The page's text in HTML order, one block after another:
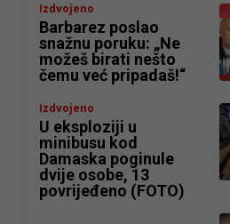
Izdvojeno
Barbarez poslao
snažnu poruku: „Ne
možeš birati nešto
čemu već pripadaš!“
Izdvojeno
U eksploziji u
minibusu kod
Damaska poginule
dvije osobe, 13
povrijeđeno (FOTO)